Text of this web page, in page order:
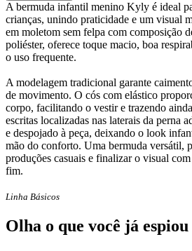
A bermuda infantil menino Kyly é ideal
crianças, unindo praticidade e um visual
em moletom sem felpa com composição
poliéster, oferece toque macio, boa
o uso frequente.
A modelagem tradicional garante
de movimento. O cós com elástico
corpo, facilitando o vestir e trazendo
escritas localizadas nas laterais da perna
e despojado à peça, deixando o look
mão do conforto. Uma bermuda versátil,
produções casuais e finalizar o visual
fim.
Linha Básicos
Olha o que você já